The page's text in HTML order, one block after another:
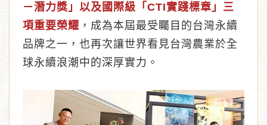
－潛力獎」以及國際級「CTI實踐標章」三
項重要榮耀 ，成為本屆最受矚目的台灣永續
品牌之一，也再次讓世界看見台灣農業於全
球永續浪潮中的深厚實力。